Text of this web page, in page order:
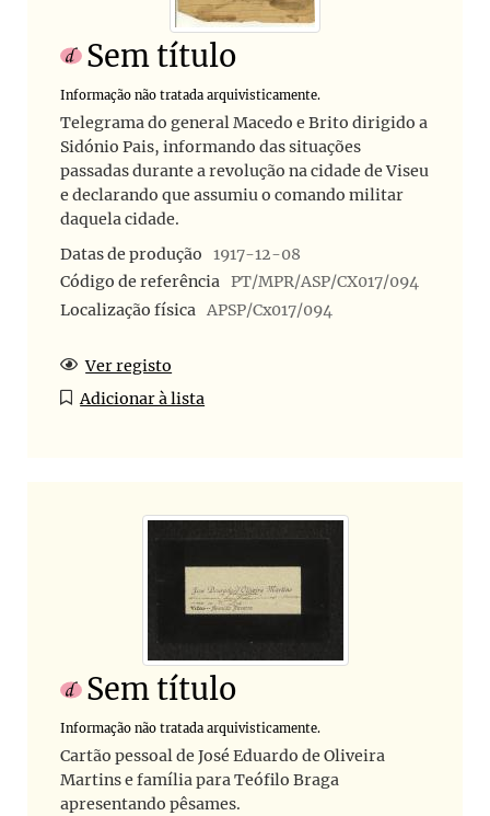
Sem título
Informação não tratada arquivisticamente.
Telegrama do general Macedo e Brito dirigido a
Sidónio Pais, informando das situações
passadas durante a revolução na cidade de Viseu
e declarando que assumiu o comando militar
daquela cidade.
Datas de produção
1917-12-08
Código de referência PT/MPR/ASP/CX017/094
Localização física APSP/Cx017/094
Ver registo
Adicionar à lista
Sem título
Informação não tratada arquivisticamente.
Cartão pessoal de José Eduardo de Oliveira
Martins e família para Teófilo Braga
apresentando pêsames.